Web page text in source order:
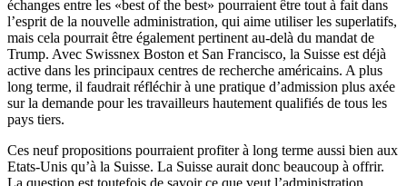
échanges entre les «best of the best» pourraient être tout à fait dans
l’esprit de la nouvelle administration, qui aime utiliser les superlatifs,
mais cela pourrait être également pertinent au-delà du mandat de
Trump. Avec Swissnex Boston et San Francisco, la Suisse est déjà
active dans les principaux centres de recherche américains. A plus
long terme, il faudrait réfléchir à une pratique d’admission plus axée
sur la demande pour les travailleurs hautement qualifiés de tous les
pays tiers.
Ces neuf propositions pourraient profiter à long terme aussi bien aux
Etats-Unis qu’à la Suisse. La Suisse aurait donc beaucoup à offrir.
La question est toutefois de savoir ce que veut l’administration